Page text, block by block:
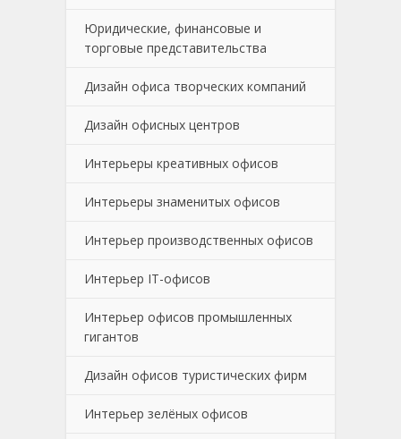
Юридические, финансовые и
торговые представительства
Дизайн офиса творческих компаний
Дизайн офисных центров
Интерьеры креативных офисов
Интерьеры знаменитых офисов
Интерьер производственных офисов
Интерьер IT-офисов
Интерьер офисов промышленных
гигантов
Дизайн офисов туристических фирм
Интерьер зелёных офисов